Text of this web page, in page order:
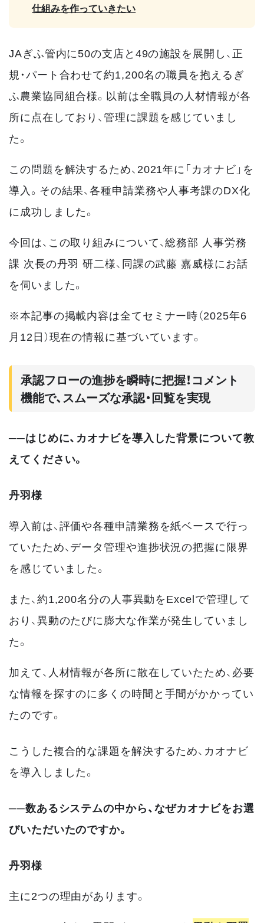
仕組みを作っていきたい
JAぎふ管内に50の支店と49の施設を展開し、正
規・パート合わせて約1,200名の職員を抱えるぎ
ふ農業協同組合様。以前は全職員の人材情報が各
所に点在しており、管理に課題を感じていまし
た。
この問題を解決するため、2021年に「カオナビ」を
導入。その結果、各種申請業務や人事考課のDX化
に成功しました。
今回は、この取り組みについて、総務部 人事労務
課 次長の丹羽 研二様、同課の武藤 嘉威様にお話
を伺いました。
※本記事の掲載内容は全てセミナー時（2025年6
月12日）現在の情報に基づいています。
承認フローの進捗を瞬時に把握！コメント
機能で、スムーズな承認・回覧を実現
──はじめに、カオナビを導入した背景について教
えてください。
丹羽様
導入前は、評価や各種申請業務を紙ベースで行っ
ていたため、データ管理や進捗状況の把握に限界
を感じていました。
また、約1,200名分の人事異動をExcelで管理して
おり、異動のたびに膨大な作業が発生していまし
た。
加えて、人材情報が各所に散在していたため、必要
な情報を探すのに多くの時間と手間がかかってい
たのです。
こうした複合的な課題を解決するため、カオナビ
を導入しました。
──数あるシステムの中から、なぜカオナビをお選
びいただいたのですか。
丹羽様
主に2つの理由があります。